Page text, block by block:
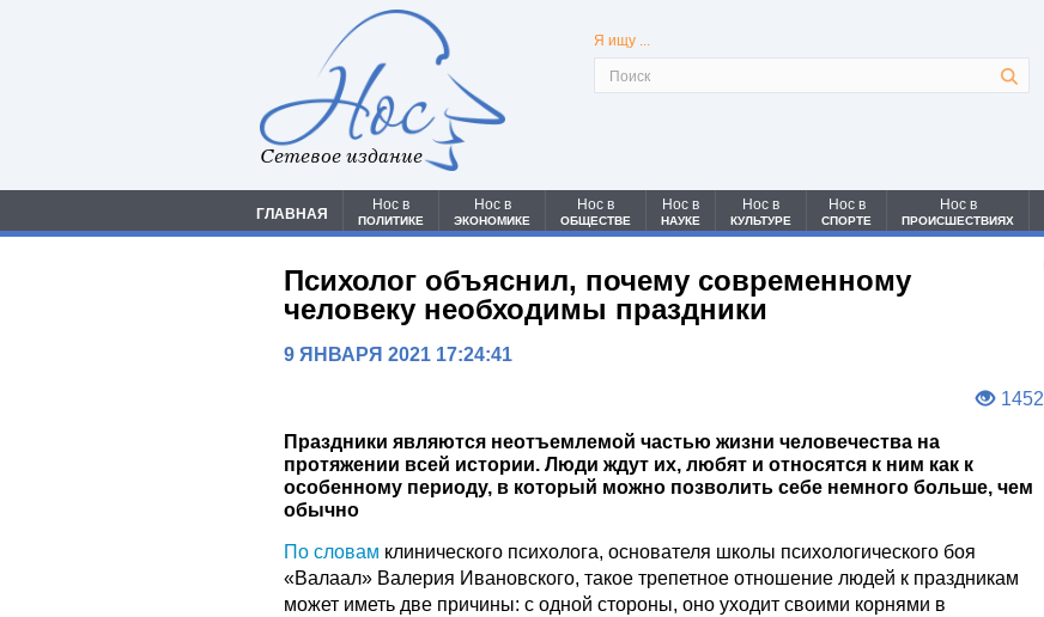
Сетевое издание
Я ищу ...
ГЛАВНАЯ
Нос в
ПОЛИТИКЕ
Нос в
ЭКОНОМИКЕ
Нос в
ОБЩЕСТВЕ
Нос в
НАУКЕ
Нос в
КУЛЬТУРЕ
Нос в
СПОРТЕ
Нос в
ПРОИСШЕСТВИЯХ
Психолог объяснил, почему современному
человеку необходимы праздники
9 ЯНВАРЯ 2021 17:24:41
1452
Праздники являются неотъемлемой частью жизни человечества на
протяжении всей истории. Люди ждут их, любят и относятся к ним как к
особенному периоду, в который можно позволить себе немного больше, чем
обычно
По словам клинического психолога, основателя школы психологического боя
«Валаал» Валерия Ивановского, такое трепетное отношение людей к праздникам
может иметь две причины: с одной стороны, оно уходит своими корнями в